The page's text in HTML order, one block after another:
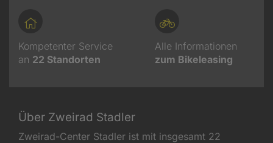
Kompetenter Service
an 22 Standorten
Alle Informationen
zum Bikeleasing
Über Zweirad Stadler
Zweirad-Center Stadler ist mit insgesamt 22